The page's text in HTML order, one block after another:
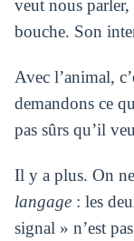
veut nous
bouche. Son
Avec l’animal,
demandons ce
pas sûrs qu’il
Il y a plus. On
langage: les
signal » n’est